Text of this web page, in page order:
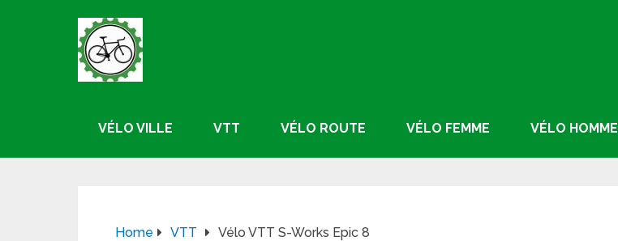
VÉLO VILLE VTT VÉLO ROUTE VÉLO FEMME VÉLO HOMME
Home VTT Vélo VTT S-Works Epic 8